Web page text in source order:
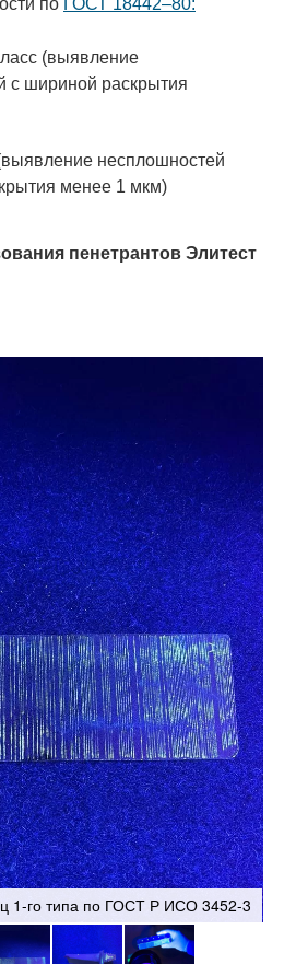
по ГОСТ 18442–80:
(выявление
с шириной раскрытия
несплошностей
менее 1 мкм)
пенетрантов Элитест
1-го типа по ГОСТ Р ИСО 3452-3